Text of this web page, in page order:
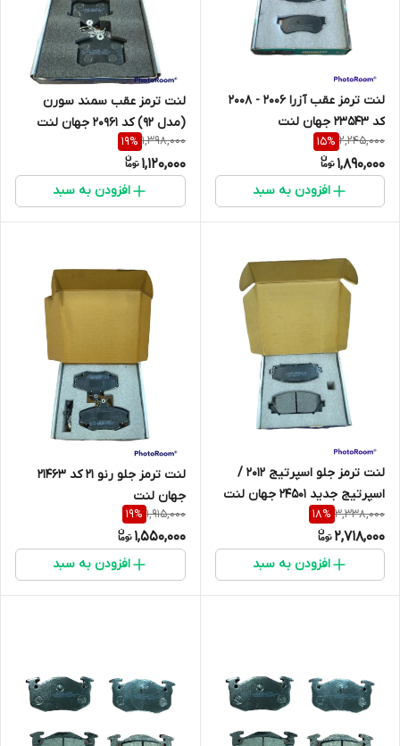
لنت ترمز عقب آزرا 2006 - 2008
کد 23543 جهان لنت
2,245,000
15%
1,890,000
افزودن به سبد
لنت ترمز عقب سمند سورن
(مدل 92) کد 20961 جهان لنت
1,398,000
19%
1,120,000
افزودن به سبد
لنت ترمز جلو اسپرتیج 2012 /
اسپرتیج جدید 24501 جهان لنت
3,338,000
18%
2,718,000
افزودن به سبد
لنت ترمز جلو رنو 21 کد 21463
جهان لنت
1,915,000
19%
1,550,000
افزودن به سبد